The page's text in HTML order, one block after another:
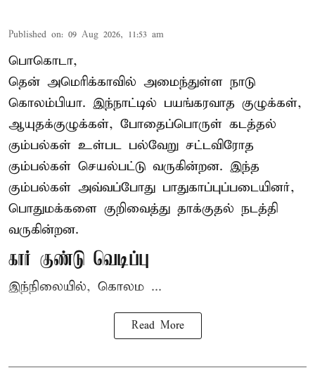
Published on: 09 Aug 2026, 11:53 am
பொகொடா,
தென் அமெரிக்காவில் அமைந்துள்ள நாடு
கொலம்பியா. இந்நாட்டில் பயங்கரவாத குழுக்கள்,
ஆயுதக்குழுக்கள், போதைப்பொருள் கடத்தல்
கும்பல்கள் உள்பட பல்வேறு சட்டவிரோத
கும்பல்கள் செயல்பட்டு வருகின்றன. இந்த
கும்பல்கள் அவ்வப்போது பாதுகாப்புப்படையினர்,
பொதுமக்களை குறிவைத்து தாக்குதல் நடத்தி
வருகின்றன.
கார் குண்டு வெடிப்பு
இந்நிலையில், கொலம ...
Read More